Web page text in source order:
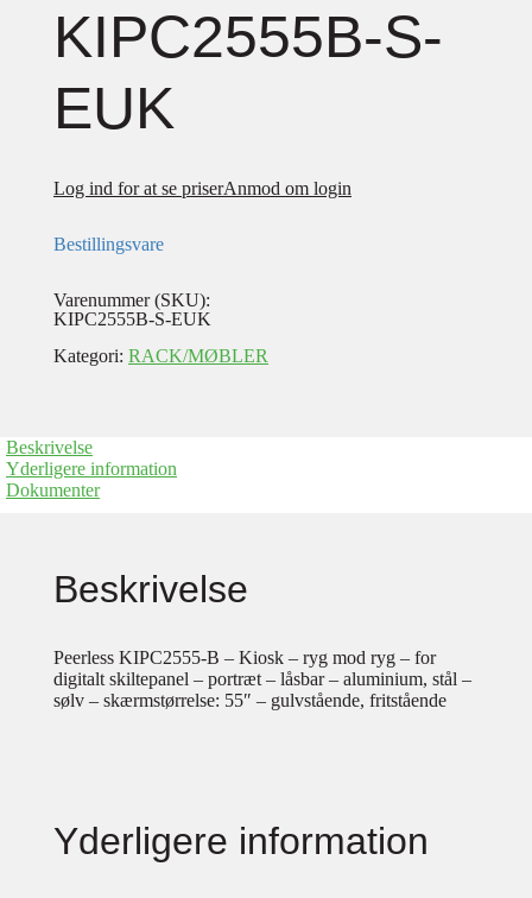
KIPC2555B-S-
EUK
Log ind for at se priserAnmod om login
Bestillingsvare
Varenummer (SKU):
KIPC2555B-S-EUK
Kategori: RACK/MØBLER
Beskrivelse
Yderligere information
Dokumenter
Beskrivelse
Peerless KIPC2555-B – Kiosk – ryg mod ryg – for
digitalt skiltepanel – portræt – låsbar – aluminium, stål –
sølv – skærmstørrelse: 55″ – gulvstående, fritstående
Yderligere information